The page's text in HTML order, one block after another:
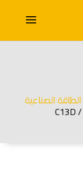
الطاقة الصناعية
/ C13D